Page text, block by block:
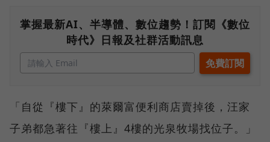
掌握最新AI、半導體、數位趨勢！訂閱《數位
時代》日報及社群活動訊息
「自從『樓下』的萊爾富便利商店賣掉後，汪家
子弟都急著往『樓上』4樓的光泉牧場找位子。」